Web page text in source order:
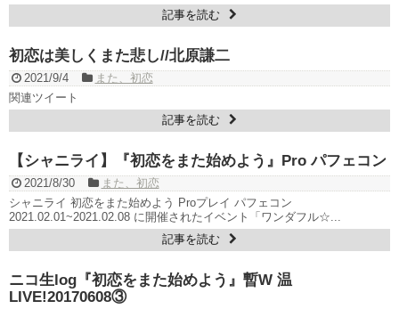
Powered by livedoor 相互RSS
記事を読む
初恋は美しくまた悲し//北原謙二
2021/9/4
また、初恋
関連ツイート
記事を読む
【シャニライ】『初恋をまた始めよう』Pro パフェコン
2021/8/30
また、初恋
シャニライ 初恋をまた始めよう Proプレイ パフェコン
2021.02.01~2021.02.08 に開催されたイベント「ワンダフル☆...
記事を読む
ニコ生log『初恋をまた始めよう』暫W 温
LIVE!20170608③